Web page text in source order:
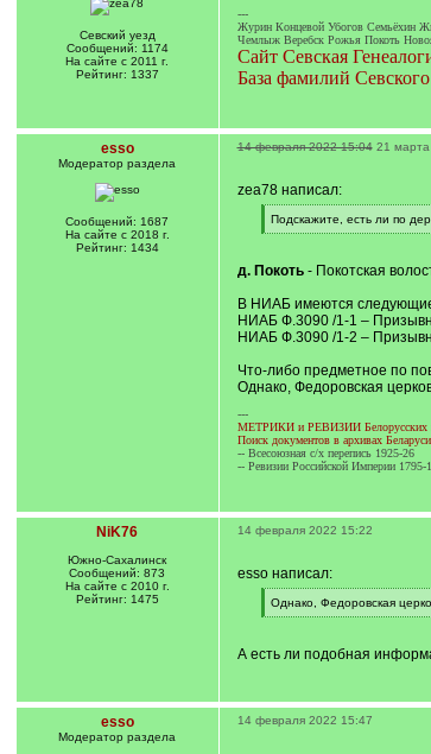
Севский уезд
Сообщений: 1174
На сайте с 2011 г.
Рейтинг: 1337
---
Журин Концевой Убогов Семьёхин
Чемлыж Веребск Рожья Покоть
Сайт Севская
База фамилий Севского
esso
Модератор раздела
Сообщений: 1687
На сайте с 2018 г.
Рейтинг: 1434
14 февраля 2022 15:04 21
zea78 написал:
[
q
Подскажите, есть ли по
[
]
д. Покоть- Покотская
В НИАБ имеются
НИАБ Ф.3090 /1-1 –
НИАБ Ф.3090 /1-2 –
Что-либо предметное по
Однако, Федоровская
---
МЕТРИКИ и РЕВИЗИИ Белорусских
Поиск документов в архивах
-- Всесоюзная с/х перепись 1925-26
-- Ревизии Российской Империи 1795-
NiK76
Южно-Сахалинск
Сообщений: 873
На сайте с 2010 г.
Рейтинг: 1475
14 февраля 2022 15:22
esso написал:
[
q
Однако, Федоровская
[
]
А есть ли подобная
esso
Модератор раздела
14 февраля 2022 15:47